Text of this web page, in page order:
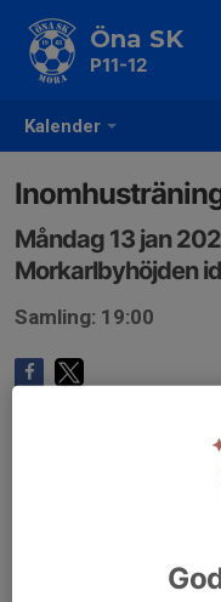
Kalender
Öna SK
P11-12
Måndag 13 jan
Morkarlbyhöjden
Samling: 19:00